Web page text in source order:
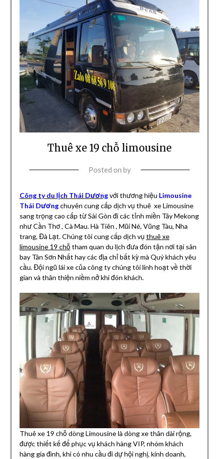
Thuê xe 19 chỗ limousine
Posted on by
Công ty du lịch Thái Dươngvới thương hiệu Limousine
Thái Dươngchuyên cung cấp dịch vụ thuê xe Limousine
sang trọng cao cấp từ Sài Gòn đi các tỉnh miền Tây Mekong
như Cần Thơ , Cà Mau. Hà Tiên , Mũi Né, Vũng Tàu, Nha
trang, Đà Lạt. Chúng tôi cung cấp dịch vụ thuê xe
limousine 19 chỗ tham quan du lịch đưa đón tận nơi tại sân
bay Tân Sơn Nhất hay các địa chỉ bất kỳ mà Quý khách yêu
cầu. Đội ngũ lái xe của công ty chúng tôi linh hoạt về thời
gian và thân thiện niềm nở khi đón khách.
Thuê xe 19 chỗ dòng Limousine là dòng xe thân dài rộng,
được thiết kế để phục vụ khách hàng VIP, nhóm khách
hàng gia đình, khi có nhu cầu đi dự hội nghị, kinh doanh,